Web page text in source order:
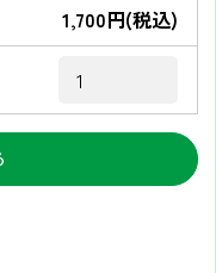
1,700円(税込)